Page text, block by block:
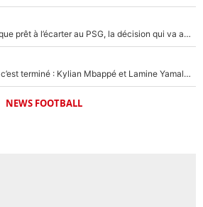
Bradley Barcola : Luis Enrique prêt à l’écarter au PSG, la décision qui va accélérer son transfert à Liverpool ?
La Liga sur beIN SPORTS, c’est terminé : Kylian Mbappé et Lamine Yamal changent de chaîne, «le moment était venu d'ouvrir un nouveau chapitre»
NEWS FOOTBALL